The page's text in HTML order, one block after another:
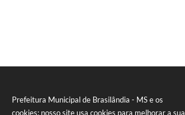
Prefeitura Municipal de Brasilândia - MS e os
cookies: nosso site usa cookies para melhorar a sua